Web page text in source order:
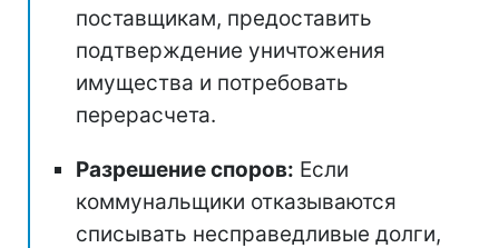
поставщикам, предоставить
подтверждение уничтожения
имущества и потребовать
перерасчета.
Разрешение споров: Если
коммунальщики отказываются
списывать несправедливые долги,